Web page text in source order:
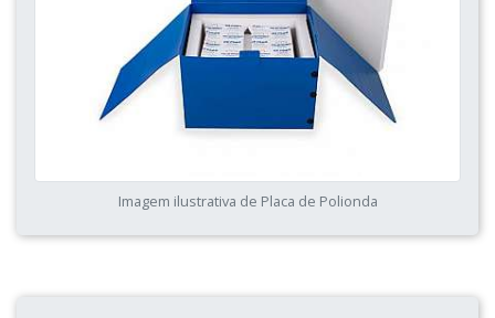
Imagem ilustrativa de Placa de Polionda